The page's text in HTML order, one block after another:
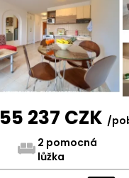
55 237 CZK /
2 pomocná
lůžka